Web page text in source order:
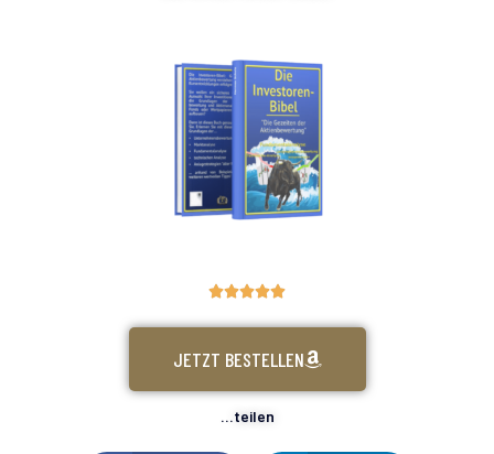

JETZT BESTELLEN
...teilen